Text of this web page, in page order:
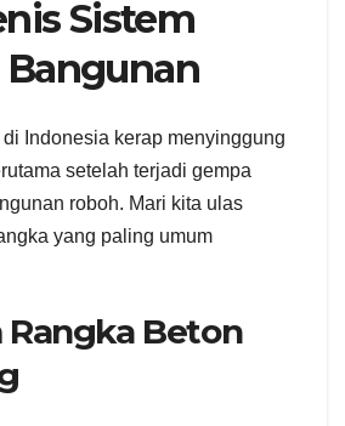
Sistem
Indonesia kerap menyinggung
setelah terjadi gempa
roboh. Mari kita ulas
yang paling umum
Rangka Beton